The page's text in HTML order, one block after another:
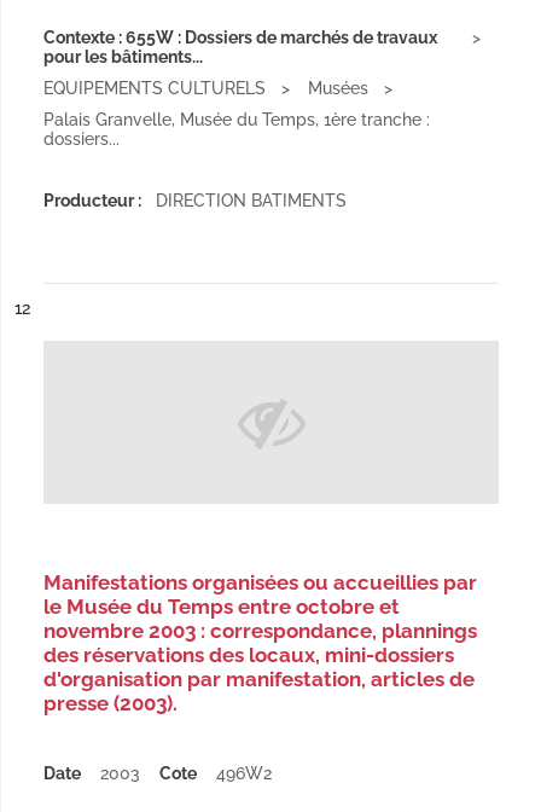
Contexte : 655W : Dossiers de marchés de travaux
pour les bâtiments...
EQUIPEMENTS CULTURELS
Musées
Palais Granvelle, Musée du Temps, 1ère tranche :
dossiers...
Producteur : DIRECTION BATIMENTS
n°
12
Manifestations organisées ou accueillies par
le Musée du Temps entre octobre et
novembre 2003 : correspondance, plannings
des réservations des locaux, mini-dossiers
d'organisation par manifestation, articles de
presse (2003).
Date 2003 Cote 496W2